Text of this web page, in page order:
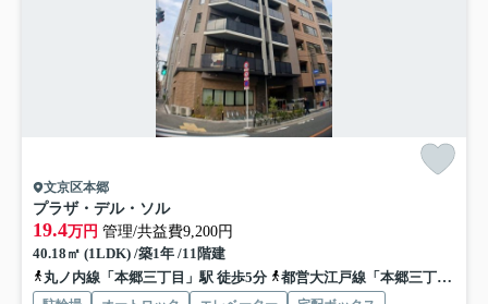
文京区本郷
プラザ・デル・ソル
19.4万円 管理/共益費9,200円
40.18㎡ (1LDK) /築1年 /11階建
丸ノ内線「本郷三丁目」駅 徒歩5分
都営大江戸線「本郷三丁目」駅 徒歩4分